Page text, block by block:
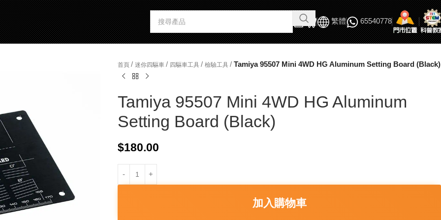
繁體 65540778
首頁 / 迷你四驅車 / 四驅車工具 / 檢驗工具 / Tamiya 95507 Mini 4WD HG Aluminum Setting Board (Black)
Tamiya 95507 Mini 4WD HG Aluminum
Setting Board (Black)
$180.00
加入購物車